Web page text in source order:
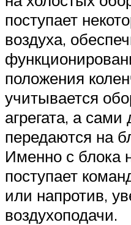
поступает
воздуха,
положения
учитывается
агрегата, а
передаются на
Именно с блока
поступает
или напротив,
воздухоподачи.